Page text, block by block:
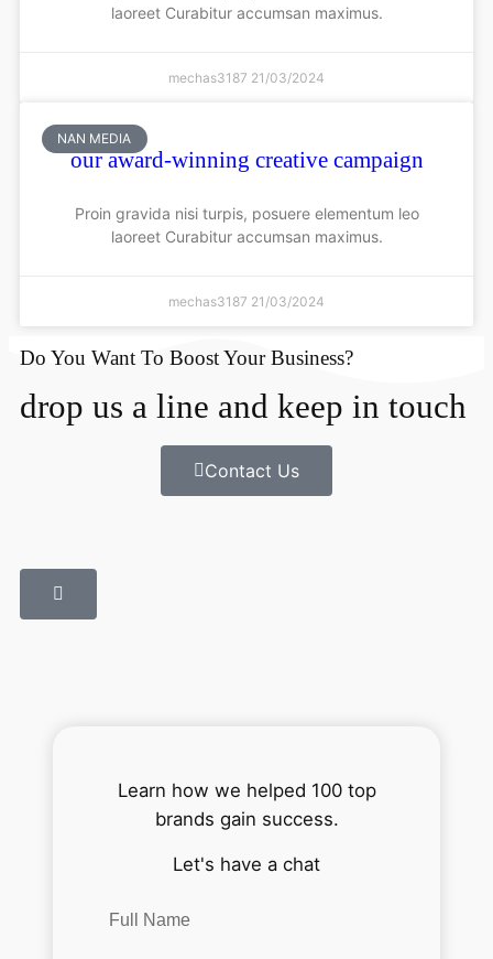
laoreet Curabitur accumsan maximus.
mechas3187 21/03/2024
NAN MEDIA
our award-winning creative campaign
Proin gravida nisi turpis, posuere elementum leo
laoreet Curabitur accumsan maximus.
mechas3187 21/03/2024
Do You Want To Boost Your Business?
drop us a line and keep in touch
Contact Us
Learn how we helped 100 top
brands gain success.
Let's have a chat